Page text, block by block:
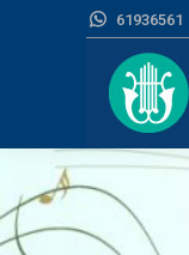
61936561